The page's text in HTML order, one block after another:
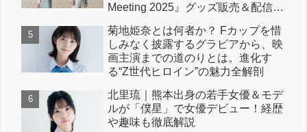
Meeting 2025』グッズ販売＆配信情
菊地姫奈とは何者か？ Fカップを惜
しみなく披露するグラビアから、映
画主演までの道のりとは。進化す
る“Z世代ヒロイン”の魅力全解剖
北里琉｜熊本出身の若手女優＆モデ
ルが「僕星」で女優デビュー！経歴
や趣味も徹底解説